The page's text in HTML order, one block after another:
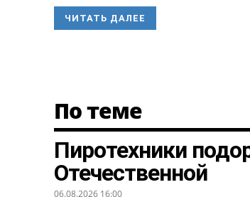
ЧИТАТЬ ДАЛЕЕ
По теме
Пиротехники
Отечественной
06.08.2026 16:00